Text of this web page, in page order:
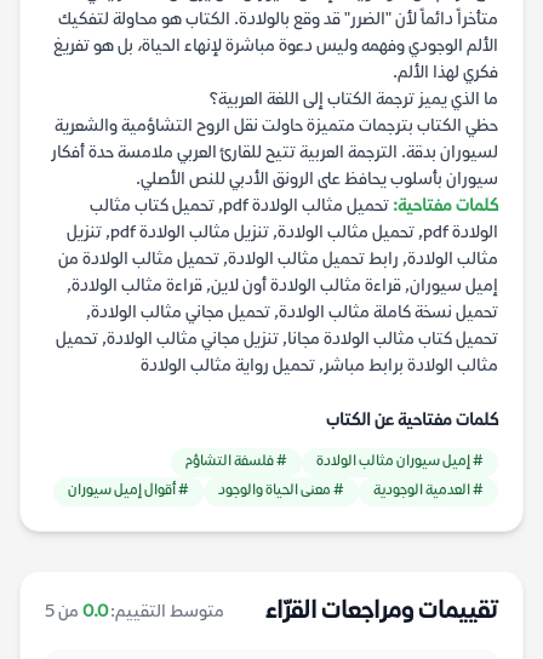
متأخراً دائماً لأن "الضرر" قد وقع بالولادة. الكتاب هو محاولة لتفكيك
الألم الوجودي وفهمه وليس دعوة مباشرة لإنهاء الحياة، بل هو تفريغ
فكري لهذا الألم.
ما الذي يميز ترجمة الكتاب إلى اللغة العربية؟
حظي الكتاب بترجمات متميزة حاولت نقل الروح التشاؤمية والشعرية
لسيوران بدقة. الترجمة العربية تتيح للقارئ العربي ملامسة حدة أفكار
سيوران بأسلوب يحافظ على الرونق الأدبي للنص الأصلي.
كلمات مفتاحية:
تحميل مثالب الولادة pdf, تحميل كتاب مثالب
الولادة pdf, تحميل مثالب الولادة, تنزيل مثالب الولادة pdf, تنزيل
مثالب الولادة, رابط تحميل مثالب الولادة, تحميل مثالب الولادة من
إميل سيوران, قراءة مثالب الولادة أون لاين, قراءة مثالب الولادة,
تحميل نسخة كاملة مثالب الولادة, تحميل مجاني مثالب الولادة,
تحميل كتاب مثالب الولادة مجانا, تنزيل مجاني مثالب الولادة, تحميل
مثالب الولادة برابط مباشر, تحميل رواية مثالب الولادة
كلمات مفتاحية عن الكتاب
# إميل سيوران مثالب الولادة
# فلسفة التشاؤم
# العدمية الوجودية
# معنى الحياة والوجود # أقوال إميل سيوران
تقييمات ومراجعات القرّاء متوسط التقييم:0.0 من 5